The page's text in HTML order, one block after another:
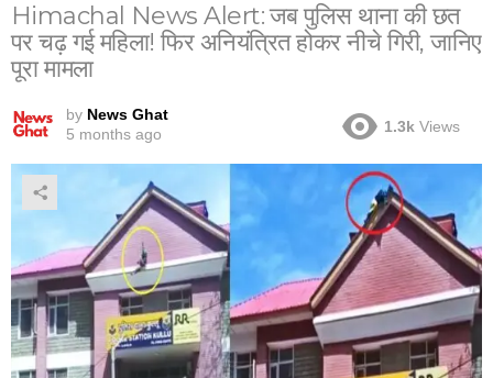
Himachal News Alert: जब पुलिस थाना की छत
पर चढ़ गई महिला! फिर अनियंत्रित होकर नीचे गिरी, जानिए
पूरा मामला
by News Ghat
5 months ago
1.3k Views